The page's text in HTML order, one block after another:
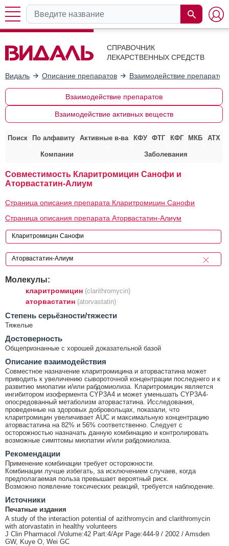
СПРАВОЧНИК
ЛЕКАРСТВЕННЫХ СРЕДСТВ
Видаль Описание препаратов Взаимодействие препаратов
Взаимодействие препаратов
Взаимодействие активных веществ
Поиск По алфавиту Активные в-ва КФУ ФТГ КФГ МКБ АТХ
Компании Заболевания
Совместимость Кларитромицин Санофи и
Аторвастатин-Алиум
Страница описания препарата Кларитромицин Санофи
Страница описания препарата Аторвастатин-Алиум
Молекулы:
кларитромицин (clarithromycin)
аторвастатин (atorvastatin)
Cтепень серьёзности/тяжести
Тяжелые
Достоверность
Общепризнанные с хорошей доказательной базой
Описание взаимодействия
Совместное назначение кларитромицина и аторвастатина может
приводить к увеличению сывороточной концентрации последнего и к
развитию миопатии и/или рабдомиолиза. Кларитромицин является
ингибитором изофермента CYP3A4 и может уменьшать CYP3A4-
опосредованный метаболизм аторвастатина. Исследования,
проведенные на здоровых добровольцах, показали, что
кларитромицин увеличивает AUC и максимальную концентрацию
аторвастатина на 82% и 56% соответственно. Следует с
осторожностью назначать данную комбинацию и контролировать
возможные симптомы миопатии и/или рабдомиолиза.
Рекомендации
Применение комбинации требует осторожности.
Комбинации лучше избегать, за исключением случаев, когда
предполагаемая польза превышает вероятный риск.
Возможно появление токсических реакций, требуется наблюдение.
Источники
Печатные издания
A study of the interaction potential of azithromycin and clarithromycin
with atorvastatin in healthy volunteers
J Clin Pharmacol /Volume:42 Part:4/Apr Page:444-9 / 2002 / Amsden
GW, Kuye O, Wei GC